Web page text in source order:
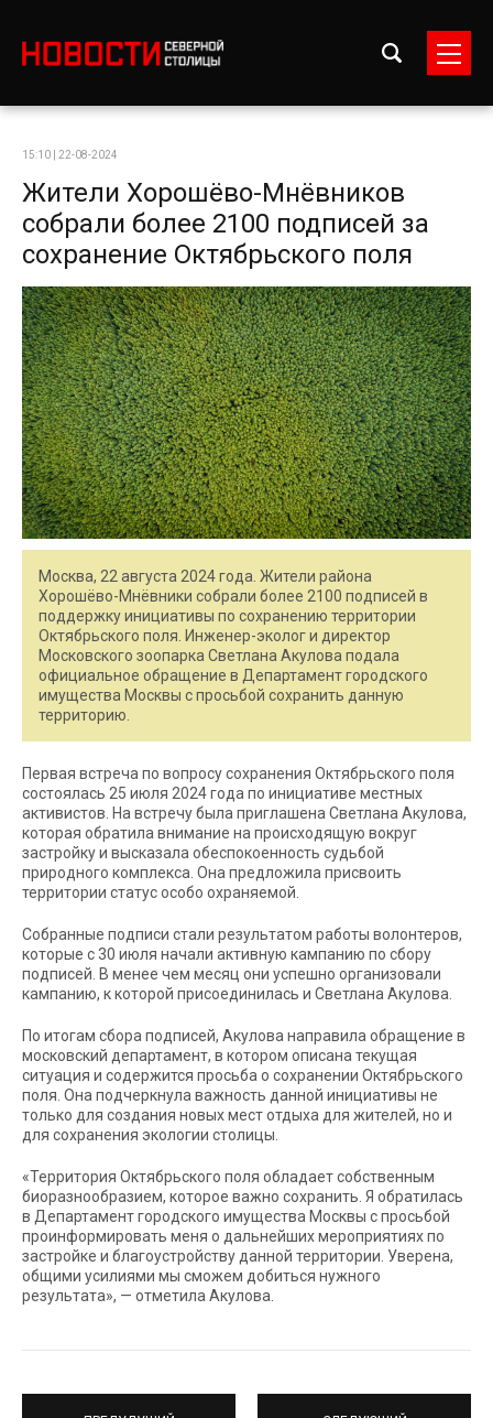
15:10 | 22-08-2024
Жители Хорошёво-Мнёвников
собрали более 2100 подписей за
сохранение Октябрьского поля
Москва, 22 августа 2024 года. Жители района
Хорошёво-Мнёвники собрали более 2100 подписей в
поддержку инициативы по сохранению территории
Октябрьского поля. Инженер-эколог и директор
Московского зоопарка Светлана Акулова подала
официальное обращение в Департамент городского
имущества Москвы с просьбой сохранить данную
территорию.
Первая встреча по вопросу сохранения Октябрьского поля
состоялась 25 июля 2024 года по инициативе местных
активистов. На встречу была приглашена Светлана Акулова,
которая обратила внимание на происходящую вокруг
застройку и высказала обеспокоенность судьбой
природного комплекса. Она предложила присвоить
территории статус особо охраняемой.
Собранные подписи стали результатом работы волонтеров,
которые с 30 июля начали активную кампанию по сбору
подписей. В менее чем месяц они успешно организовали
кампанию, к которой присоединилась и Светлана Акулова.
По итогам сбора подписей, Акулова направила обращение в
московский департамент, в котором описана текущая
ситуация и содержится просьба о сохранении Октябрьского
поля. Она подчеркнула важность данной инициативы не
только для создания новых мест отдыха для жителей, но и
для сохранения экологии столицы.
«Территория Октябрьского поля обладает собственным
биоразнообразием, которое важно сохранить. Я обратилась
в Департамент городского имущества Москвы с просьбой
проинформировать меня о дальнейших мероприятиях по
застройке и благоустройству данной территории. Уверена,
общими усилиями мы сможем добиться нужного
результата», — отметила Акулова.